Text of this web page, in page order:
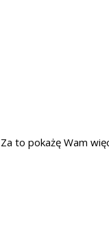
to pokażę Wam